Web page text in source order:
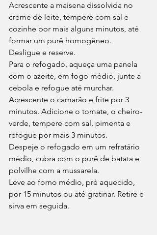
Acrescente a maisena dissolvida no
creme de leite, tempere com sal e
cozinhe por mais alguns minutos, até
formar um purê homogêneo.
Desligue e reserve.
Para o refogado, aqueça uma panela
com o azeite, em fogo médio, junte a
cebola e refogue até murchar.
Acrescente o camarão e frite por 3
minutos. Adicione o tomate, o cheiro-
verde, tempere com sal, pimenta e
refogue por mais 3 minutos.
Despeje o refogado em um refratário
médio, cubra com o purê de batata e
polvilhe com a mussarela.
Leve ao forno médio, pré aquecido,
por 15 minutos ou até gratinar. Retire e
sirva em seguida.